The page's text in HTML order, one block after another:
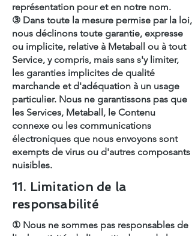
représentation pour et en notre nom.
③ Dans toute la mesure permise par la loi,
nous déclinons toute garantie, expresse
ou implicite, relative à Metaball ou à tout
Service, y compris, mais sans s'y limiter,
les garanties implicites de qualité
marchande et d'adéquation à un usage
particulier. Nous ne garantissons pas que
les Services, Metaball, le Contenu
connexe ou les communications
électroniques que nous envoyons sont
exempts de virus ou d'autres composants
nuisibles.
11. Limitation de la
responsabilité
① Nous ne sommes pas responsables de